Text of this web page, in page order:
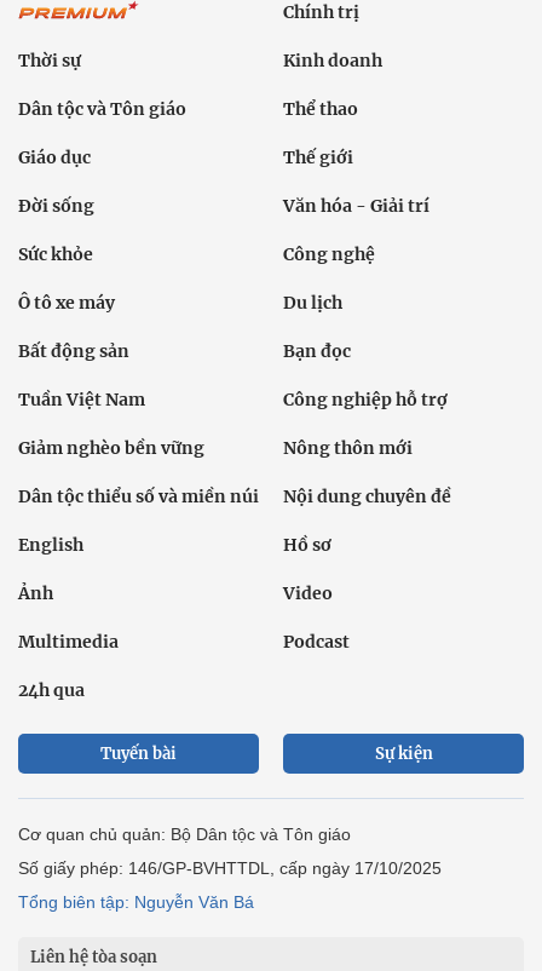
Chính trị
Thời sự Kinh doanh
Dân tộc và Tôn giáo Thể thao
Giáo dục Thế giới
Đời sống Văn hóa - Giải trí
Sức khỏe Công nghệ
Ô tô xe máy Du lịch
Bất động sản Bạn đọc
Tuần Việt Nam Công nghiệp hỗ trợ
Giảm nghèo bền vững Nông thôn mới
Dân tộc thiểu số và miền núi Nội dung chuyên đề
English Hồ sơ
Ảnh Video
Multimedia Podcast
24h qua
Tuyến bài Sự kiện
Cơ quan chủ quản: Bộ Dân tộc và Tôn giáo
Số giấy phép: 146/GP-BVHTTDL, cấp ngày 17/10/2025
Tổng biên tập: Nguyễn Văn Bá
Liên hệ tòa soạn